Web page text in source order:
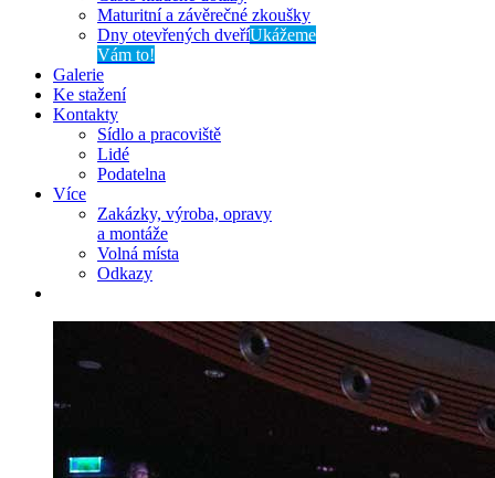
Maturitní a závěrečné zkoušky
Dny otevřených dveříUkážeme
Vám to!
Galerie
Ke stažení
Kontakty
Sídlo a pracoviště
Lidé
Podatelna
Více
Zakázky, výroba, opravy
a montáže
Volná místa
Odkazy